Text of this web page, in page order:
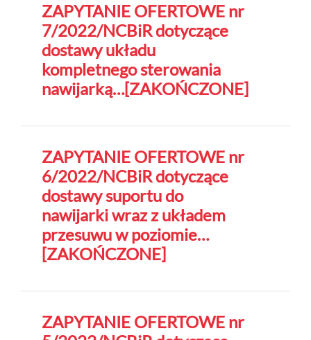
ZAPYTANIE OFERTOWE nr
7/2022/NCBiR dotyczące
dostawy układu
kompletnego sterowania
nawijarką…[ZAKOŃCZONE]
ZAPYTANIE OFERTOWE nr
6/2022/NCBiR dotyczące
dostawy suportu do
nawijarki wraz z układem
przesuwu w poziomie…
[ZAKOŃCZONE]
ZAPYTANIE OFERTOWE nr